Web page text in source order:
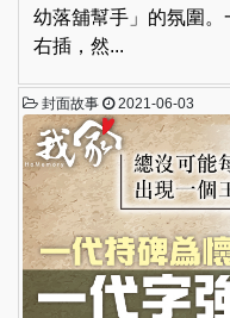
幼落舖幫手」的氛圍
右插，然...
封面故事 2021-06-03